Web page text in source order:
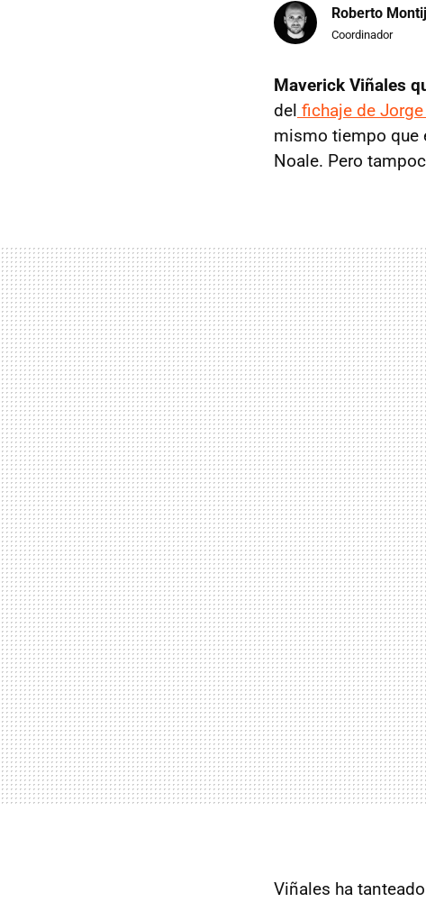
Roberto
Coordinador
Maverick Viñales
del fichaje de
mismo tiempo que
Noale. Pero
Viñales ha